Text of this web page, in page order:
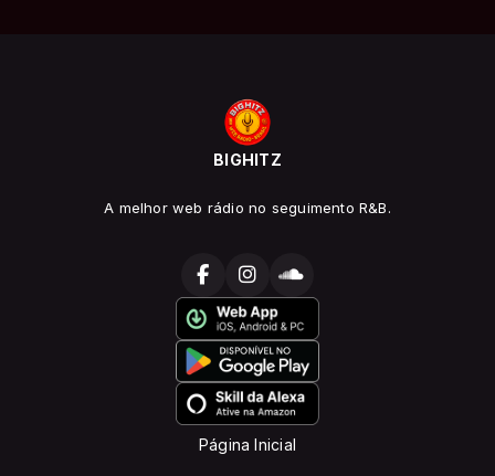
BIGHITZ
A melhor web rádio no seguimento R&B.
Página Inicial